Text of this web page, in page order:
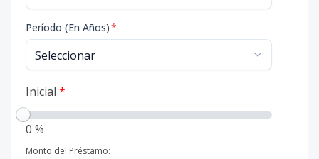
Período (En Años)*
Inicial *
0 %
Monto del Préstamo: